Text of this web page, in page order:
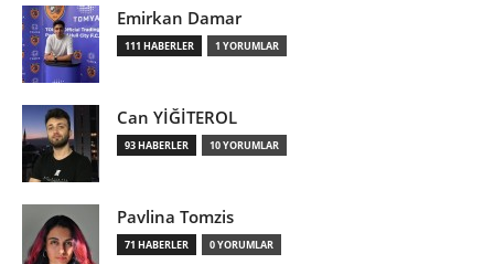
Emirkan Damar
111 HABERLER 1 YORUMLAR
Can YİĞİTEROL
93 HABERLER 10 YORUMLAR
Pavlina Tomzis
71 HABERLER 0 YORUMLAR